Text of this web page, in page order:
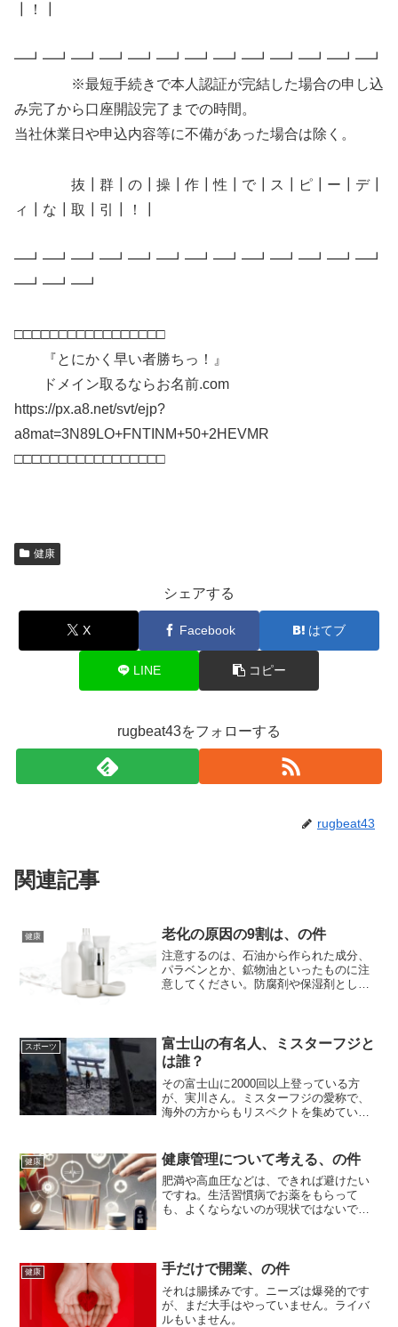
┃！┃
━┛━┛━┛━┛━┛━┛━┛━┛━┛━┛━┛━┛━┛
※最短手続きで本人認証が完結した場合の申し込
み完了から口座開設完了までの時間。
当社休業日や申込内容等に不備があった場合は除く。
抜┃群┃の┃操┃作┃性┃で┃ス┃ピ┃ー┃デ┃
ィ┃な┃取┃引┃！┃
━┛━┛━┛━┛━┛━┛━┛━┛━┛━┛━┛━┛━┛
━┛━┛━┛
□□□□□□□□□□□□□□□□□
『とにかく早い者勝ちっ！』
ドメイン取るならお名前.com
https://px.a8.net/svt/ejp?
a8mat=3N89LO+FNTINM+50+2HEVMR
□□□□□□□□□□□□□□□□□
健康
シェアする
X Facebook はてブ
LINE コピー
rugbeat43をフォローする
rugbeat43
関連記事
健康 老化の原因の9割は、の件
注意するのは、石油から作られた成分、
パラベンとか、鉱物油といったものに注
意してください。防腐剤や保湿剤として
スポーツ
富士山の有名人、ミスターフジと
は誰？
その富士山に2000回以上登っている方
が、実川さん。ミスターフジの愛称で、
海外の方からもリスペクトを集めていま
健康 健康管理について考える、の件
肥満や高血圧などは、できれば避けたい
ですね。生活習慣病でお薬をもらって
も、よくならないのが現状ではないでし
健康 手だけで開業、の件
それは腸揉みです。ニーズは爆発的です
が、まだ大手はやっていません。ライバ
ルもいません。